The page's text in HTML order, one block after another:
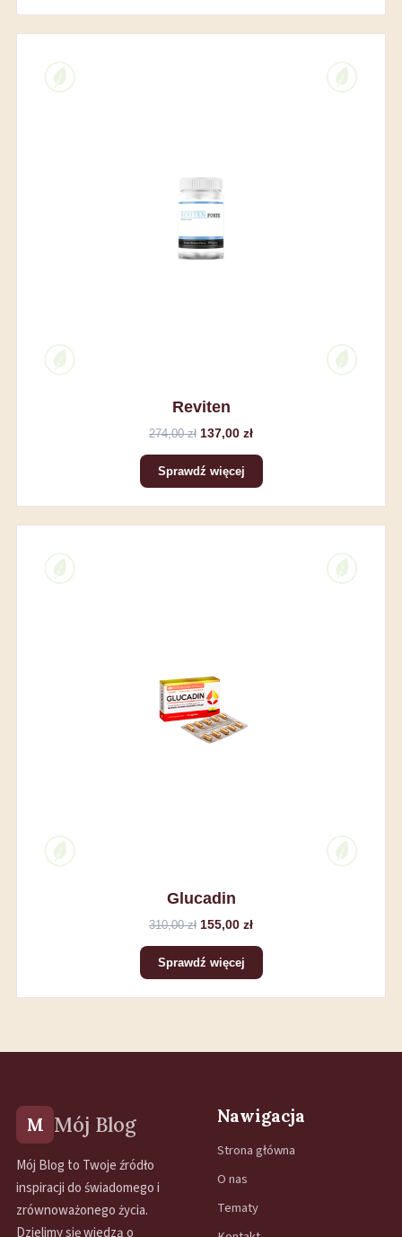
Reviten
274,00 zł 137,00 zł
Sprawdź więcej
Glucadin
310,00 zł 155,00 zł
Sprawdź więcej
M Mój Blog
Mój Blog to Twoje źródło
inspiracji do świadomego i
zrównoważonego życia.
Dzielimy się wiedzą o
Nawigacja
Strona główna
O nas
Tematy